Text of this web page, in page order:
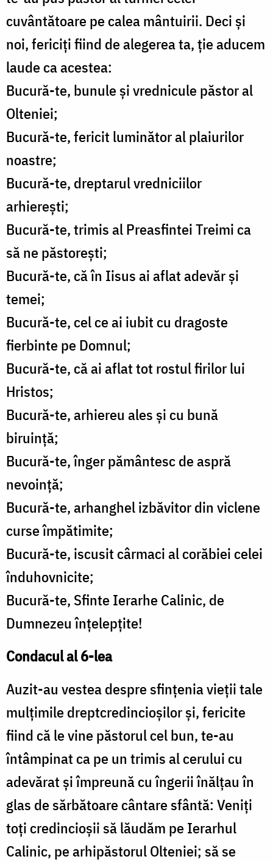
cuvântătoare pe calea mântuirii. Deci și
noi, fericiți fiind de alegerea ta, ție aducem
laude ca acestea:
Bucură-te, bunule și vrednicule păstor al
Olteniei;
Bucură-te, fericit luminător al plaiurilor
noastre;
Bucură-te, dreptarul vredniciilor
arhierești;
Bucură-te, trimis al Preasfintei Treimi ca
să ne păstorești;
Bucură-te, că în Iisus ai aflat adevăr și
temei;
Bucură-te, cel ce ai iubit cu dragoste
fierbinte pe Domnul;
Bucură-te, că ai aflat tot rostul firilor lui
Hristos;
Bucură-te, arhiereu ales și cu bună
biruință;
Bucură-te, înger pământesc de aspră
nevoință;
Bucură-te, arhanghel izbăvitor din viclene
curse împătimite;
Bucură-te, iscusit cârmaci al corăbiei celei
înduhovnicite;
Bucură-te, Sfinte Ierarhe Calinic, de
Dumnezeu înțelepțite!
Condacul al 6-lea
Auzit-au vestea despre sfințenia vieții tale
mulțimile dreptcredincioșilor și, fericite
fiind că le vine păstorul cel bun, te-au
întâmpinat ca pe un trimis al cerului cu
adevărat și împreună cu îngerii înălțau în
glas de sărbătoare cântare sfântă: Veniți
toți credincioșii să lăudăm pe Ierarhul
Calinic, pe arhipăstorul Olteniei; să se